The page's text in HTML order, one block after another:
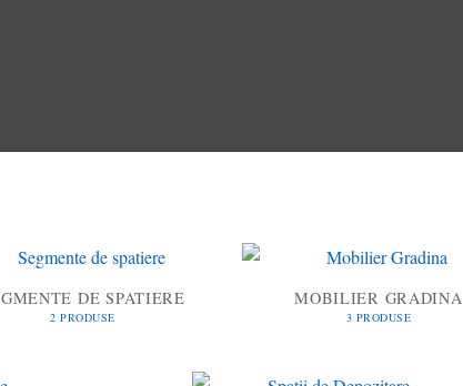
DE SPATIERE
2 PRODUSE
MOBILIER GRADINA
3 PRODUSE